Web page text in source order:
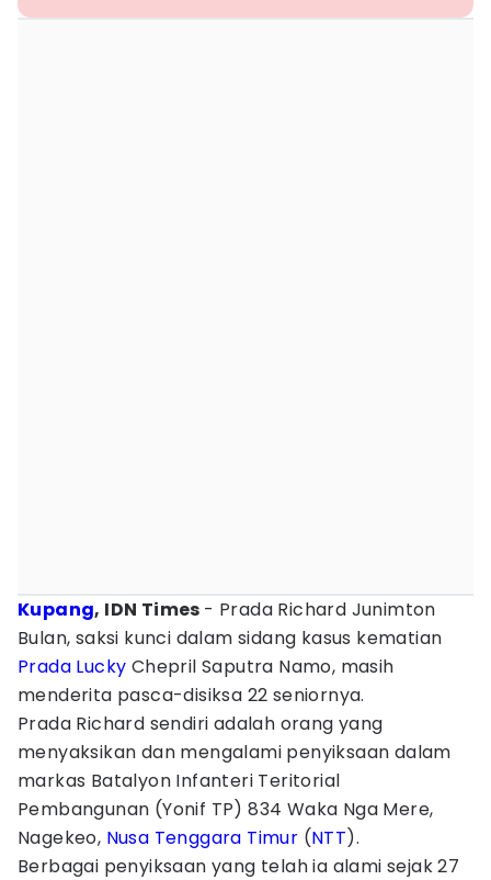
Kupang, IDN Times - Prada Richard Junimton
Bulan, saksi kunci dalam sidang kasus kematian
Prada Lucky Chepril Saputra Namo, masih
menderita pasca-disiksa 22 seniornya.
Prada Richard sendiri adalah orang yang
menyaksikan dan mengalami penyiksaan dalam
markas Batalyon Infanteri Teritorial
Pembangunan (Yonif TP) 834 Waka Nga Mere,
Nagekeo, Nusa Tenggara Timur (NTT).
Berbagai penyiksaan yang telah ia alami sejak 27